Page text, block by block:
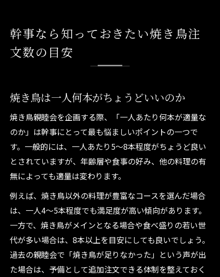
幹事なら知っておきたい焼き鳥注
文数の目安
焼き鳥は一人何本がちょうどいいのか
焼き鳥親睦会を企画する際、「一人あたり何本が適量な
のか」は幹事にとって最も悩ましいポイントの一つで
す。一般的には、一人あたり5〜8本程度がちょうど良い
とされていますが、年齢層や食事の好み、他の料理の有
無によっても適量は変わります。
例えば、焼き鳥以外の料理が豊富なコースを選んだ場合
は、一人4〜5本程度でも満足度が高い傾向があります。
一方で、焼き鳥がメインとなる場合や食べ盛りの若い世
代が多い場合は、8本以上を目安にしても良いでしょう。
過去の親睦会で「焼き鳥が足りなかった」という声が出
た場合は、予備として追加注文できる体制を整えておく